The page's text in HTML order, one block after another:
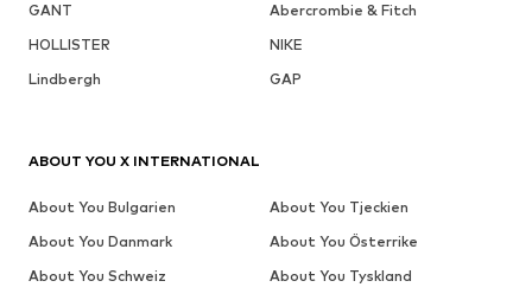
GANT
Abercrombie & Fitch
HOLLISTER
NIKE
Lindbergh
GAP
ABOUT YOU X INTERNATIONAL
About You Bulgarien
About You Tjeckien
About You Danmark
About You Österrike
About You Schweiz
About You Tyskland